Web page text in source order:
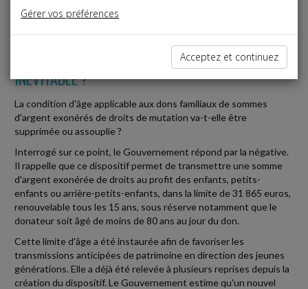
Fiscal TPE
Date: 2026-07-02
DONATIONS FAMILIALES : UNE LIMITE D'ÂGE
INÉVITABLE ?
La condition d'âge applicable aux dons familiaux de sommes
d'argent exonérés de droits de mutation va-t-elle être
supprimée ou assouplie ?
Interrogé sur ce point, le Gouvernement répond par la négative.
Il rappelle que ce dispositif permet de transmettre une somme
d'argent exonérée de droits au profit des enfants, petits-
enfants ou arrière-petits-enfants, dans la limite de 31 865 euros,
renouvelable tous les 15 ans, sous réserve notamment que le
donateur soit âgé de moins de 80 ans au jour du don.
Cette limite d'âge a été instaurée afin de favoriser les
transmissions anticipées de patrimoine en direction des jeunes
générations. Elle a déjà été relevée à plusieurs reprises depuis la
création du dispositif. Le Gouvernement estime qu'un nouvel
Gérer vos préférences
Acceptez et continuez